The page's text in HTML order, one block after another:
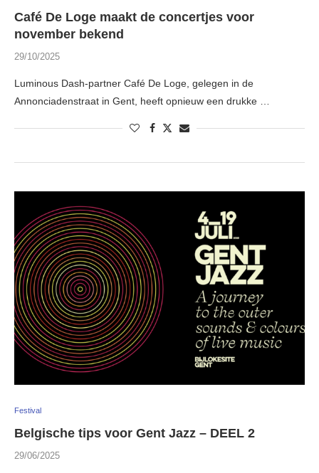
Café De Loge maakt de concertjes voor
november bekend
29/10/2025
Luminous Dash-partner Café De Loge, gelegen in de
Annonciadenstraat in Gent, heeft opnieuw een drukke …
Festival
Belgische tips voor Gent Jazz – DEEL 2
29/06/2025